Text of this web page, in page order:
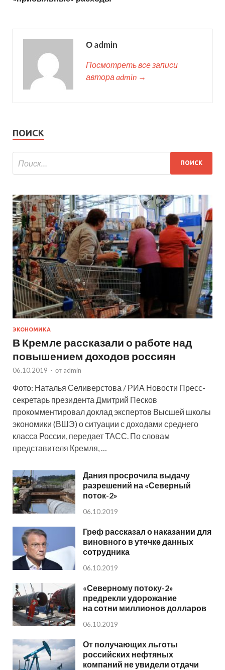
О admin
Посмотреть все записи
автора admin →
ПОИСК
ЭКОНОМИКА
В Кремле рассказали о работе над
повышением доходов россиян
06.10.2019 - от admin
Фото: Наталья Селиверстова / РИА Новости Пресс-
секретарь президента Дмитрий Песков
прокомментировал доклад экспертов Высшей школы
экономики (ВШЭ) о ситуации с доходами среднего
класса России, передает ТАСС. По словам
представителя Кремля, …
Дания просрочила выдачу
разрешений на «Северный
поток-2»
06.10.2019
Греф рассказал о наказании для
виновного в утечке данных
сотрудника
06.10.2019
«Северному потоку-2»
предрекли удорожание
на сотни миллионов долларов
06.10.2019
От получающих льготы
российских нефтяных
компаний не увидели отдачи